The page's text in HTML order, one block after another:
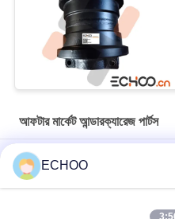
আফটার মার্কেট আন্ডারক্যারেজ পার্টস
কালো রঙ ভারি খননকারী undercarriage
UX031H0E মিনি খননকারী আন্ডারওয়্যার
ECHOO